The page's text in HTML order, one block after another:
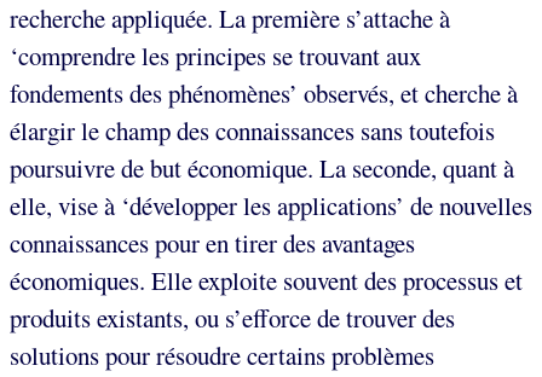
recherche appliquée. La première s’attache à
‘comprendre les principes se trouvant aux
fondements des phénomènes’ observés, et cherche à
élargir le champ des connaissances sans toutefois
poursuivre de but économique. La seconde, quant à
elle, vise à ‘développer les applications’ de nouvelles
connaissances pour en tirer des avantages
économiques. Elle exploite souvent des processus et
produits existants, ou s’efforce de trouver des
solutions pour résoudre certains problèmes